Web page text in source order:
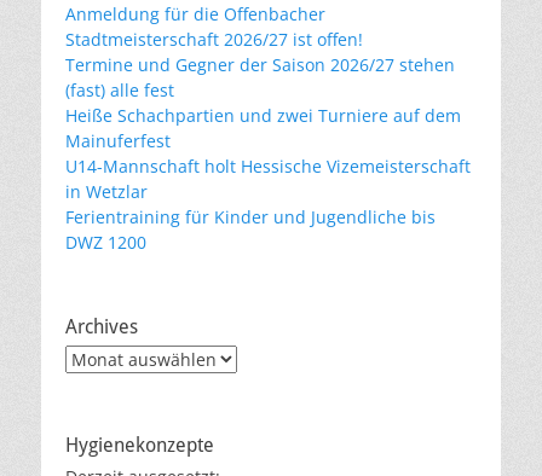
Anmeldung für die Offenbacher
Stadtmeisterschaft 2026/27 ist offen!
Termine und Gegner der Saison 2026/27 stehen
(fast) alle fest
Heiße Schachpartien und zwei Turniere auf dem
Mainuferfest
U14-Mannschaft holt Hessische Vizemeisterschaft
in Wetzlar
Ferientraining für Kinder und Jugendliche bis
DWZ 1200
Archives
Archives
Hygienekonzepte